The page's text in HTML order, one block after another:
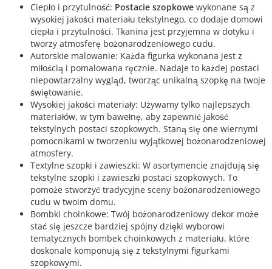
Ciepło i przytulność: Postacie szopkowe wykonane są z
wysokiej jakości materiału tekstylnego, co dodaje domowi
ciepła i przytulności. Tkanina jest przyjemna w dotyku i
tworzy atmosferę bożonarodzeniowego cudu.
Autorskie malowanie: Każda figurka wykonana jest z
miłością i pomalowana ręcznie. Nadaje to każdej postaci
niepowtarzalny wygląd, tworząc unikalną szopkę na twoje
świętowanie.
Wysokiej jakości materiały: Używamy tylko najlepszych
materiałów, w tym bawełnę, aby zapewnić jakość
tekstylnych postaci szopkowych. Staną się one wiernymi
pomocnikami w tworzeniu wyjątkowej bożonarodzeniowej
atmosfery.
Textylne szopki i zawieszki: W asortymencie znajdują się
tekstylne szopki i zawieszki postaci szopkowych. To
pomoże stworzyć tradycyjne sceny bożonarodzeniowego
cudu w twoim domu.
Bombki choinkowe: Twój bożonarodzeniowy dekor może
stać się jeszcze bardziej spójny dzięki wyborowi
tematycznych bombek choinkowych z materiału, które
doskonale komponują się z tekstylnymi figurkami
szopkowymi.